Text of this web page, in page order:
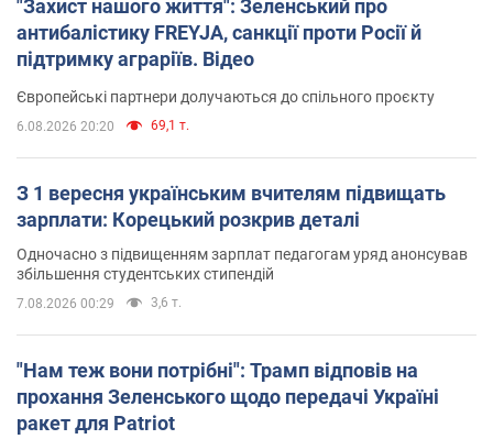
"Захист нашого життя": Зеленський про
антибалістику FREYJA, санкції проти Росії й
підтримку аграріїв. Відео
Європейські партнери долучаються до спільного проєкту
6.08.2026 20:20 69,1 т.
З 1 вересня українським вчителям підвищать
зарплати: Корецький розкрив деталі
Одночасно з підвищенням зарплат педагогам уряд анонсував
збільшення студентських стипендій
7.08.2026 00:29 3,6 т.
"Нам теж вони потрібні": Трамп відповів на
прохання Зеленського щодо передачі Україні
ракет для Patriot